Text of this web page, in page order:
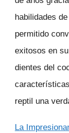
habilidades
permitido
exitosos en
dientes del
reptil una
La